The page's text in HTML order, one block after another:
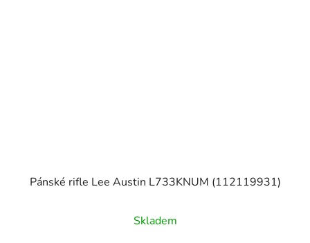
Pánské rifle Lee Austin L733KNUM (112119931)
Skladem